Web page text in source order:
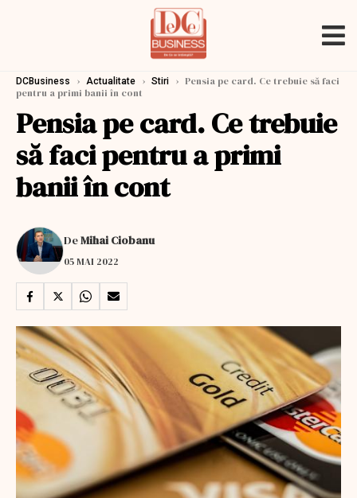
DCBusiness › Actualitate › Stiri › Pensia pe card. Ce trebuie să faci
pentru a primi banii în cont
Pensia pe card. Ce trebuie
să faci pentru a primi
banii în cont
DeMihai Ciobanu
05 MAI 2022